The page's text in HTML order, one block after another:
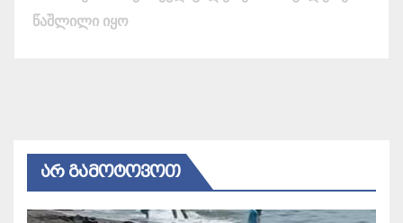
წაშლილი იყო
ᲐᲠ ᲒᲐᲛᲝᲢᲝᲕᲝᲗ